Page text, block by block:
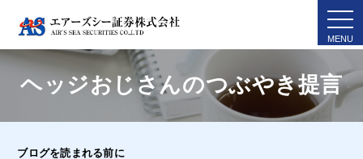
ヘッジおじさんのつぶやき提言
ブログを読まれる前に